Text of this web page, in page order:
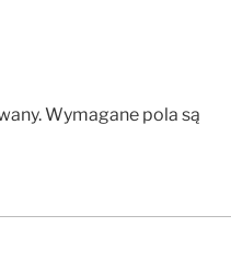
Wymagane pola są